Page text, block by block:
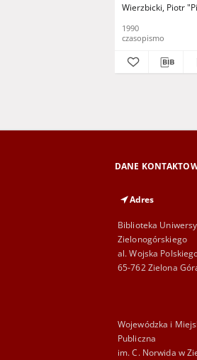
Wierzbicki, Piotr
1990
czasopismo
DANE
Adres
Biblioteka
Zielonogórskiego
al. Wojska
65-762 Zielona
Wojewódzka i
Publiczna
im. C. Norwida w